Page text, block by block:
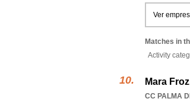
Ver
Matches in
Activity
Mara
CC PALMA